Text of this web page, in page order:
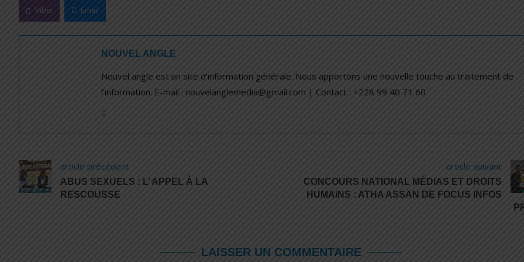
Viber Email
NOUVEL ANGLE
Nouvel angle est un site d'information générale. Nous apportons une nouvelle touche au traitement de
l'information. E-mail : nouvelanglemedia@gmail.com | Contact : +228 99 40 71 60
article précédent
ABUS SEXUELS : L’ APPEL À LA
RESCOUSSE
article suivant
CONCOURS NATIONAL MÉDIAS ET DROITS
HUMAINS : ATHA ASSAN DE FOCUS INFOS
LAISSER UN COMMENTAIRE